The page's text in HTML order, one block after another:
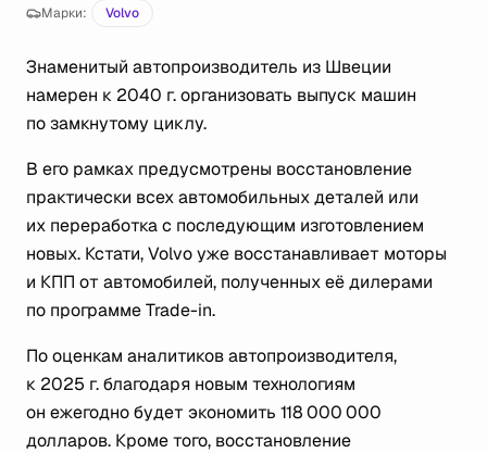
Марки: Volvo
Знаменитый автопроизводитель из Швеции
намерен к 2040 г. организовать выпуск машин
по замкнутому циклу.
В его рамках предусмотрены восстановление
практически всех автомобильных деталей или
их переработка с последующим изготовлением
новых. Кстати, Volvo уже восстанавливает моторы
и КПП от автомобилей, полученных её дилерами
по программе Trade-in.
По оценкам аналитиков автопроизводителя,
к 2025 г. благодаря новым технологиям
он ежегодно будет экономить 118 000 000
долларов. Кроме того, восстановление